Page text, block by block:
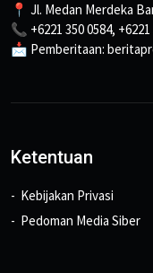
📍 Jl. Medan Merdeka
📞 +6221 350 0584, +6221
📩 Pemberitaan:
Ketentuan
Kebijakan Privasi
Pedoman Media Siber